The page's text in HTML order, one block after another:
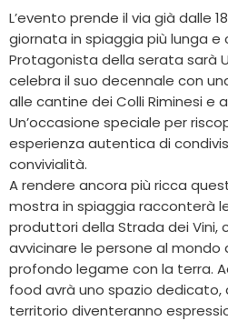
L’evento prende il via già dalle
giornata in spiaggia più lunga e
Protagonista della serata sarà
celebra il suo decennale con
alle cantine dei Colli Riminesi e
Un’occasione speciale per
esperienza autentica di
convivialità.
A rendere ancora più ricca
mostra in spiaggia racconterà
produttori della Strada dei Vini,
avvicinare le persone al mondo
profondo legame con la terra.
food avrà uno spazio
territorio diventeranno